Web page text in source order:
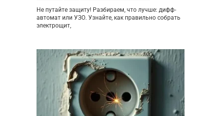
Не путайте защиту! Разбираем, что лучше: дифф-
автомат или УЗО. Узнайте, как правильно собрать
электрощит,